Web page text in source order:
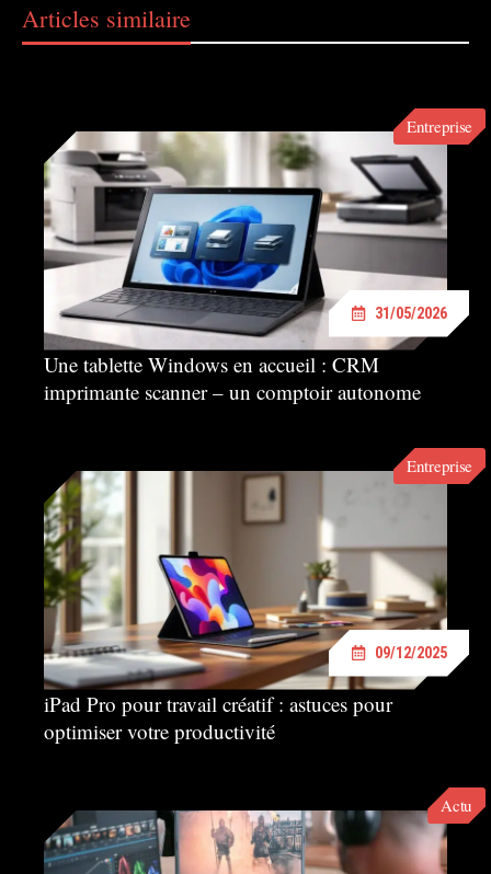
Articles similaire
Entreprise
31/05/2026
Une tablette Windows en accueil : CRM
imprimante scanner – un comptoir autonome
Entreprise
09/12/2025
iPad Pro pour travail créatif : astuces pour
optimiser votre productivité
Actu